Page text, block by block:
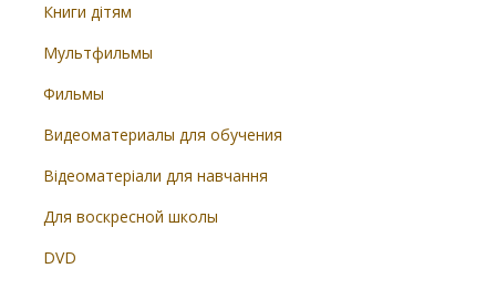
Книги дітям
Мультфильмы
Фильмы
Видеоматериалы для обучения
Відеоматеріали для навчання
Для воскресной школы
DVD